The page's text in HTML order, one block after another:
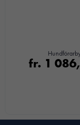
fr. 1